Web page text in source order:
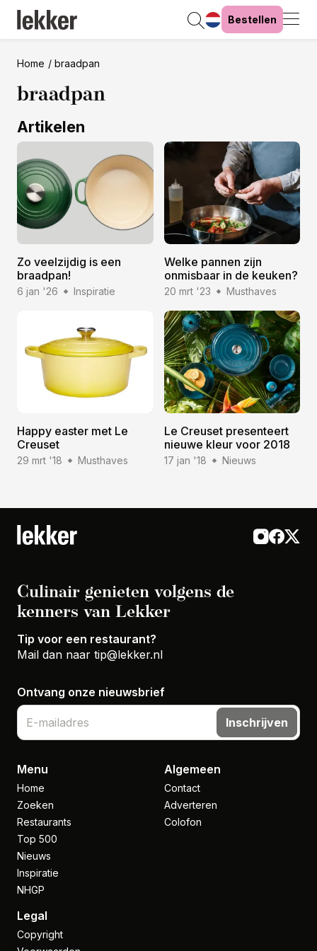
Bestellen
Home braadpan
braadpan
Artikelen
Zo veelzijdig is een
braadpan!
6 jan '26 Inspiratie
Welke pannen zijn
onmisbaar in de keuken?
20 mrt '23 Musthaves
Happy easter met Le
Creuset
29 mrt '18 Musthaves
Le Creuset presenteert
nieuwe kleur voor 2018
17 jan '18 Nieuws
Culinair genieten volgens de
kenners van Lekker
Tip voor een restaurant?
Mail dan naar tip@lekker.nl
Ontvang onze nieuwsbrief
Inschrijven
Menu
Home
Zoeken
Restaurants
Top 500
Nieuws
Inspiratie
NHGP
Algemeen
Contact
Adverteren
Colofon
Legal
Copyright